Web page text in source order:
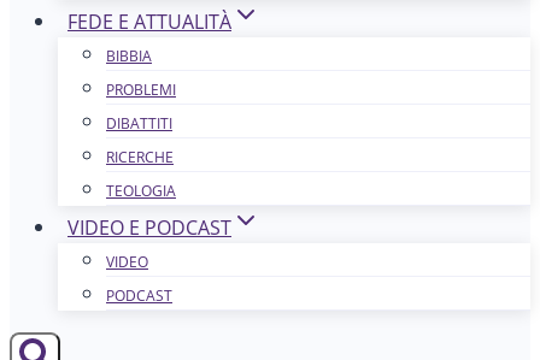
FEDE E ATTUALITÀ
BIBBIA
PROBLEMI
DIBATTITI
RICERCHE
TEOLOGIA
VIDEO E PODCAST
VIDEO
PODCAST